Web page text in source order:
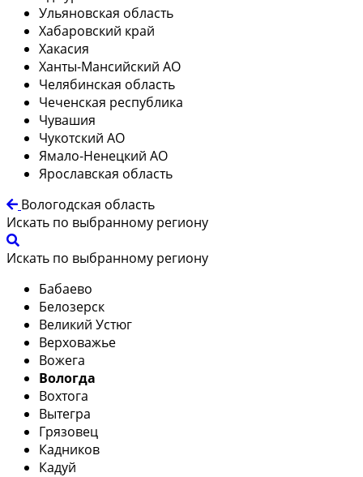
Ульяновская область
Хабаровский край
Хакасия
Ханты-Мансийский АО
Челябинская область
Чеченская республика
Чувашия
Чукотский АО
Ямало-Ненецкий АО
Ярославская область
Вологодская область
Искать по выбранному региону
Искать по выбранному региону
Бабаево
Белозерск
Великий Устюг
Верховажье
Вожега
Вологда
Вохтога
Вытегра
Грязовец
Кадников
Кадуй